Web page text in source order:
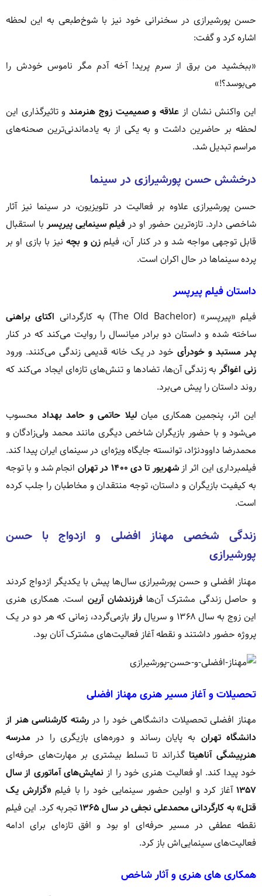
حسن پورشیرازی در سخنرانی خود نیز با شوخ‌طبعی به این لحظه
اشاره کرد و گفت:
«ببخشید من برق از سرم پرید! آخه آدم مگر ناموس خودش را
می‌بوسد؟!»
این واکنش نشان از علاقه و صمیمیت زوج هنرمندو تاثیرگذاری این
لحظه بر حاضرین داشت و به یکی از به یادماندنی‌ترین صحنه‌های
مراسم تبدیل شد.
درخشش حسن پورشیرازی در سینما
حسن پورشیرازی علاوه بر فعالیت در تلویزیون، در سینما نیز آثار
شاخصی دارد. تازه‌ترین حضور او در فیلم سینمایی پیرپسر با استقبال
قابل توجهی مواجه شد و در کنار آن، فیلمزن و بچهنیز با بازی او بر
پرده سینماها در حال اکران است.
داستان فیلم پیرپسر
فیلم «پیرپسر» (The Old Bachelor) به کارگردانی
اکتای براهنی
ساخته شده و داستان دو برادر میانسال را روایت می‌کند که در کنار
پدر مستبد و خودرأیخود در یک خانه قدیمی زندگی می‌کنند. ورود
زنی اغواگر به زندگی آن‌ها، تضادها و تنش‌های تازه‌ای ایجاد می‌کند که
روند داستان را پیش می‌برد.
این اثر، پنجمین همکاری میانلیلا حاتمی و حامد بهداد محسوب
می‌شود و با حضور بازیگران شاخص دیگری مانند محمد ولی‌زادگان و
محمدرضا داوودنژاد، توانسته جایگاه ویژه‌ای در سینمای ایران پیدا کند.
فیلمبرداری این اثر ازشهریور تا دی ۱۴۰۰ در تهران
انجام شد و با توجه
به کیفیت بازیگران و داستان، توجه منتقدان و مخاطبان را جلب کرده
است.
زندگی شخصی مهناز افضلی و ازدواج با حسن
پورشیرازی
مهناز افضلی و حسن پورشیرازی سال‌ها پیش با یکدیگر ازدواج کردند
و حاصل زندگی مشترک آن‌هافرزندشان آرین است. همکاری هنری
این زوج به سال ۱۳۶۸ و سریال
راز بازمی‌گردد، زمانی که هر دو در یک
پروژه حضور داشتند و نقطه آغاز فعالیت‌های مشترک آنان بود.
تحصیلات و آغاز مسیر هنری مهناز افضلی
مهناز افضلی تحصیلات دانشگاهی خود را دررشته کارشناسی هنر از
دانشگاه تهران به پایان رساند و دوره‌های بازیگری را در مدرسه
هنرپیشگی آناهیتاگذراند تا تسلط بیشتری بر مهارت‌های حرفه‌ای
خود پیدا کند. او فعالیت هنری خود را از نمایش‌های آماتوری از سال
۱۳۵۷ آغاز کرد و اولین حضور سینمایی خود را با فیلم «گزارش یک
قتل» به کارگردانی محمدعلی نجفی در سال ۱۳۶۵
تجربه کرد. این فیلم
نقطه عطفی در مسیر حرفه‌ای او بود و افق تازه‌ای برای ادامه
فعالیت‌های سینمایی‌اش باز کرد.
همکاری‌ های هنری و آثار شاخص